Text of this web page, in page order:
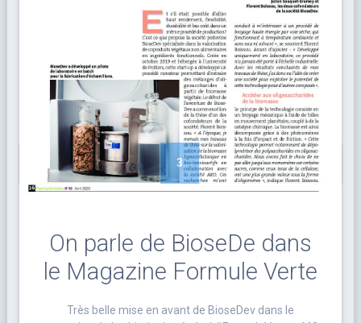
On parle de BioseDe dans
le Magazine Formule Verte
Très belle mise en avant de BioseDev dans le
1 2 3 4 5